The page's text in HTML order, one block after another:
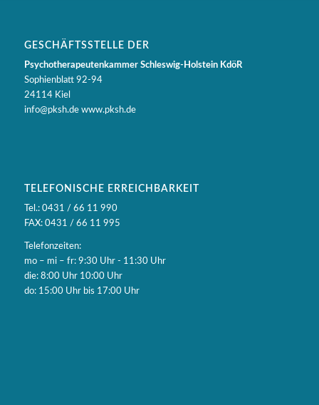
GESCHÄFTSSTELLE DER
Psychotherapeutenkammer Schleswig-Holstein KdöR
Sophienblatt 92-94
24114 Kiel
info@pksh.de www.pksh.de
TELEFONISCHE ERREICHBARKEIT
Tel.: 0431 / 66 11 990
FAX: 0431 / 66 11 995
Telefonzeiten:
mo – mi – fr: 9:30 Uhr - 11:30 Uhr
die: 8:00 Uhr 10:00 Uhr
do: 15:00 Uhr bis 17:00 Uhr